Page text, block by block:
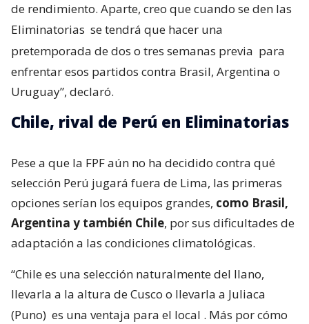
de rendimiento. Aparte, creo que cuando se den las
Eliminatorias se tendrá que hacer una
pretemporada de dos o tres semanas previa para
enfrentar esos partidos contra Brasil, Argentina o
Uruguay”, declaró.
Chile, rival de Perú en Eliminatorias
Pese a que la FPF aún no ha decidido contra qué
selección Perú jugará fuera de Lima, las primeras
opciones serían los equipos grandes, como Brasil,
Argentina y también Chile, por sus dificultades de
adaptación a las condiciones climatológicas.
“Chile es una selección naturalmente del llano,
llevarla a la altura de Cusco o llevarla a Juliaca
(Puno) es una ventaja para el local . Más por cómo